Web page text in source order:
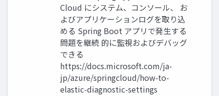
Cloud にシステム、コンソール、 お
よびアプリケーションログを取り込
める Spring Boot アプリで発⽣する
問題を継続 的に監視およびデバッグ
できる
https://docs.microsoft.com/ja-
jp/azure/springcloud/how-to-
elastic-diagnostic-settings